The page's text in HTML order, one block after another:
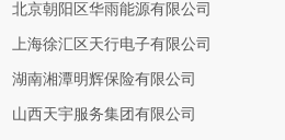
北京朝阳区华雨能源有限公司
上海徐汇区天行电子有限公司
湖南湘潭明辉保险有限公司
山西天宇服务集团有限公司